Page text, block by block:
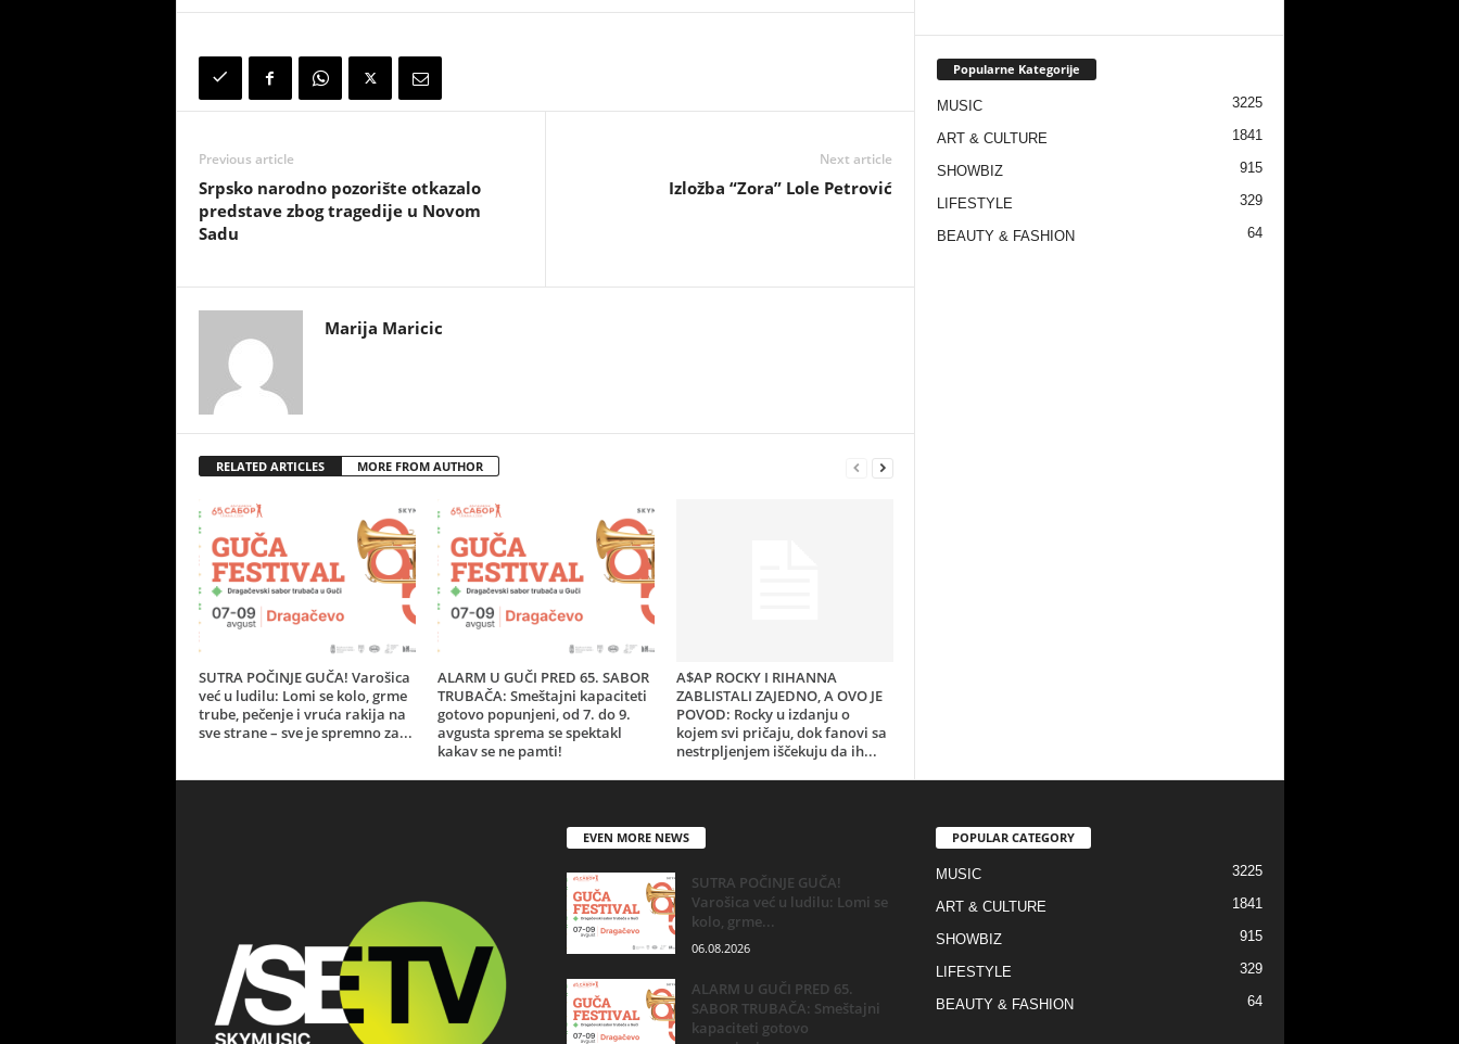
Previous article
Srpsko narodno pozorište otkazalo
predstave zbog tragedije u Novom
Sadu
Next article
Izložba “Zora” Lole Petrović
Marija Maricic
RELATED ARTICLES MORE FROM AUTHOR
SUTRA POČINJE GUČA! Varošica
već u ludilu: Lomi se kolo, grme
trube, pečenje i vruća rakija na
sve strane – sve je spremno za...
ALARM U GUČI PRED 65. SABOR
TRUBAČA: Smeštajni kapaciteti
gotovo popunjeni, od 7. do 9.
avgusta sprema se spektakl
kakav se ne pamti!
A$AP ROCKY I RIHANNA
ZABLISTALI ZAJEDNO, A OVO JE
POVOD: Rocky u izdanju o
kojem svi pričaju, dok fanovi sa
nestrpljenjem iščekuju da ih...
Popularne Kategorije
MUSIC 3225
ART & CULTURE 1841
SHOWBIZ 915
LIFESTYLE 329
BEAUTY & FASHION 64
EVEN MORE NEWS
SUTRA POČINJE GUČA!
Varošica već u ludilu: Lomi se
kolo, grme...
06.08.2026
ALARM U GUČI PRED 65.
SABOR TRUBAČA: Smeštajni
kapaciteti gotovo
POPULAR CATEGORY
MUSIC 3225
ART & CULTURE 1841
SHOWBIZ 915
LIFESTYLE 329
BEAUTY & FASHION 64